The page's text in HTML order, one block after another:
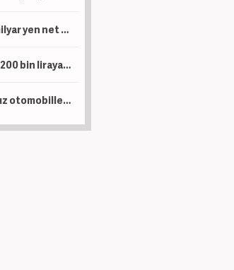
Nissan'dan 3,76 milyar yen net kar
10 bin liralık ihmal 200 bin liraya patlıyor: Uzun yola çıkacak sürücüler dikkat!
Türkiye'nin en ucuz otomobilleri belli oldu: Marka marka o liste...